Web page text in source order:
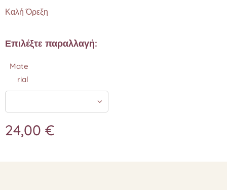
Καλή Όρεξη
Επιλέξτε παραλλαγή:
Mate
rial
24,00 €